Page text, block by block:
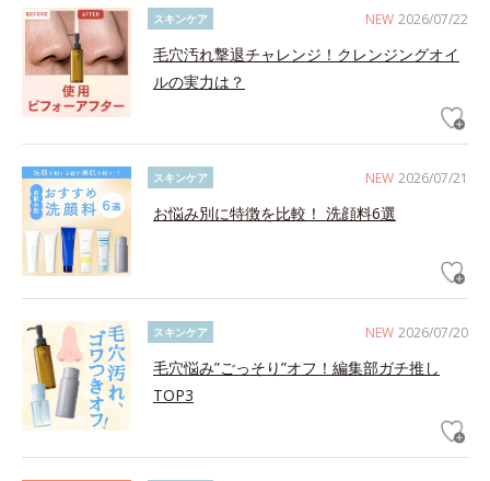
NEW 2026/07/22
スキンケア
毛穴汚れ撃退チャレンジ！クレンジングオイ
ルの実力は？
NEW 2026/07/21
スキンケア
お悩み別に特徴を比較！ 洗顔料6選
NEW 2026/07/20
スキンケア
毛穴悩み”ごっそり”オフ！編集部ガチ推し
TOP3